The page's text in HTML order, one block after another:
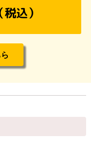
税込）